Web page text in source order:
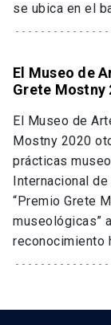
se ubica en el
El Museo de
Grete Mostny
El Museo de
Mostny 2020
prácticas
Internacional
“Premio Grete
museológicas”
reconocimiento